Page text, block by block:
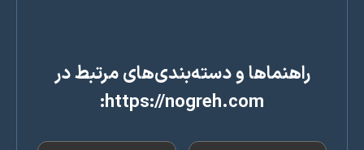
راهنماها و دسته‌بندی‌های مرتبط در
https://nogreh.com: